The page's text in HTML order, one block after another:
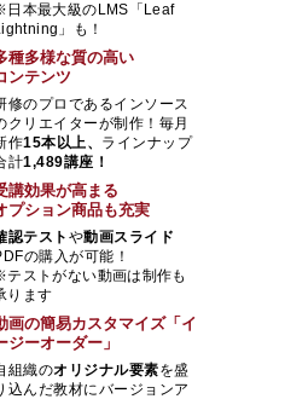
日本最大級のLMS「Leaf
」も！
種多様な質の高い
ンテンツ
修のプロであるインソース
クリエイターが制作！毎月
作15本以上、 ラインナップ
計1,489講座！
講効果が高まる
プション商品も充実
認テスト や動画スライド
の購入が可能！
ストがない動画は制作も
ります
画の簡易カスタマイズ「イ
ジーオーダー」
組織のオリジナル要素を盛
込んだ教材にバージョンア